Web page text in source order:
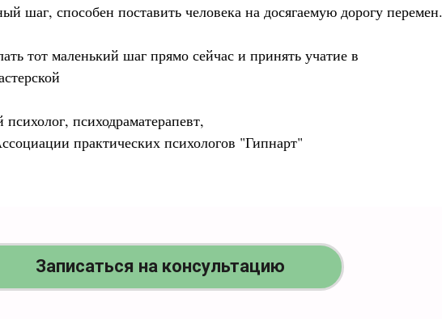
шаг, способен поставить человека на досягаемую дорогу перемен.
тот маленький шаг прямо сейчас и принять учатие в
психодраматерапевт,
практических психологов "Гипнарт"
Записаться на консультацию